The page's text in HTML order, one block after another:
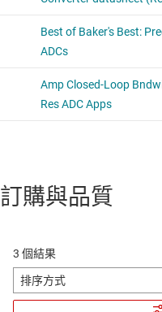
訂購與品質